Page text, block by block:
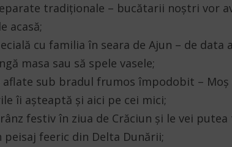
tradiționale – bucătarii noștri vor
acasă;
cu familia în seara de Ajun – de data
masa sau să spele vasele;
aflate sub bradul frumos împodobit – Moș
îi așteaptă și aici pe cei mici;
festiv în ziua de Crăciun și le vei
peisaj feeric din Delta Dunării;